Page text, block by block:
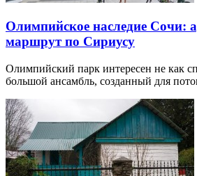
Олимпийское наследие Сочи:
маршрут по Сириусу
Олимпийский парк интересен не как
большой ансамбль, созданный для